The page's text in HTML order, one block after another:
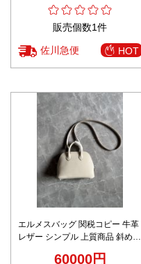
販売個数1件
佐川急便 HOT
エルメスバッグ 関税コピー 牛革
レザー シンプル 上質商品 斜め掛
60000円